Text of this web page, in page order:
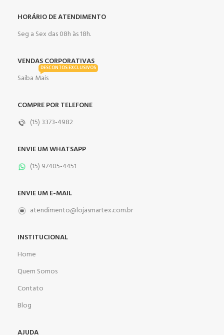
HORÁRIO DE ATENDIMENTO
Seg a Sex das 08h às 18h.
VENDAS CORPORATIVAS
Saiba Mais
DESCONTOS EXCLUSIVOS
COMPRE POR TELEFONE
(15) 3373-4982
ENVIE UM WHATSAPP
(15) 97405-4451
ENVIE UM E-MAIL
atendimento@lojasmartex.com.br
INSTITUCIONAL
Home
Quem Somos
Contato
Blog